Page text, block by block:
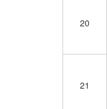
20
21